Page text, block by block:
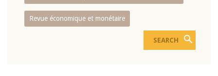
Revue économique et monétaire